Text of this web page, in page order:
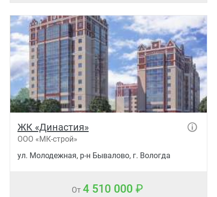
ЖК «Династия»
ООО «МК-строй»
ул. Молодежная, р-н Бывалово, г. Вологда
От 4 510 000